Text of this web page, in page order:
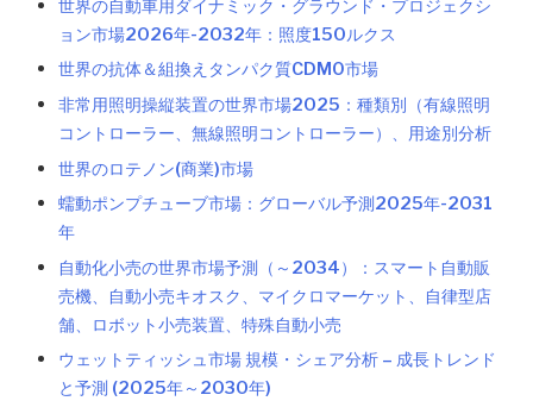
世界の自動車用ダイナミック・グラウンド・プロジェクシ
ョン市場2026年-2032年：照度150ルクス
世界の抗体＆組換えタンパク質CDMO市場
非常用照明操縦装置の世界市場2025：種類別（有線照明
コントローラー、無線照明コントローラー）、用途別分析
世界のロテノン(商業)市場
蠕動ポンプチューブ市場：グローバル予測2025年-2031
年
自動化小売の世界市場予測（～2034）：スマート自動販
売機、自動小売キオスク、マイクロマーケット、自律型店
舗、ロボット小売装置、特殊自動小売
ウェットティッシュ市場 規模・シェア分析 – 成長トレンド
と予測 (2025年～2030年)